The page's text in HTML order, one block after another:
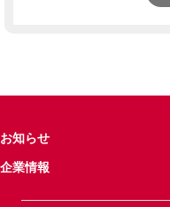
お知らせ
企業情報